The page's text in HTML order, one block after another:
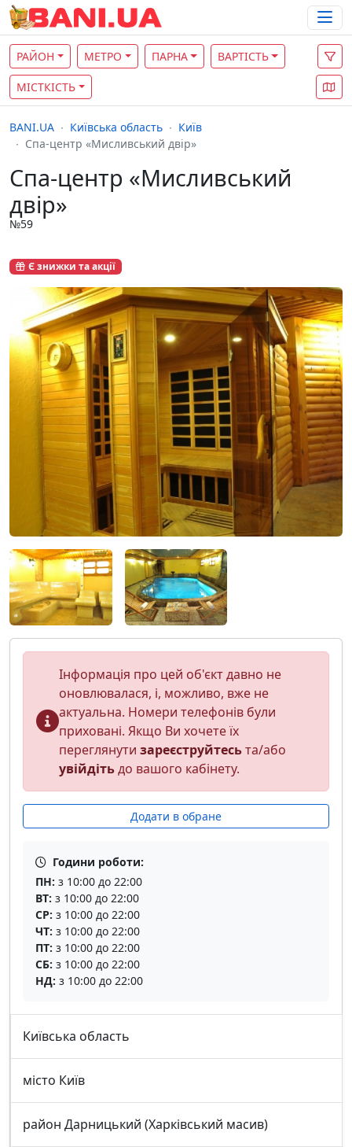
РАЙОН МЕТРО ПАРНА ВАРТІСТЬ
МІСТКІСТЬ
BANI.UA Київська область
Київ
Спа-центр «Мисливський двір»
Спа-центр «Мисливський
двір»
№59
Є знижки та акції
Інформація про цей об'єкт давно не
оновлювалася, і, можливо, вже не
актуальна. Номери телефонів були
приховані. Якщо Ви хочете їх
переглянути зареєструйтесьта/або
увійдітьдо вашого кабінету.
Додати в обране
Години роботи:
ПН: з 10:00 до 22:00
ВТ: з 10:00 до 22:00
СР: з 10:00 до 22:00
ЧТ: з 10:00 до 22:00
ПТ: з 10:00 до 22:00
СБ: з 10:00 до 22:00
НД: з 10:00 до 22:00
Київська область
місто Київ
район Дарницький (Харківський масив)